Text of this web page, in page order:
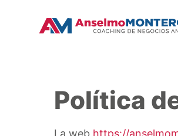
Política
La web https://